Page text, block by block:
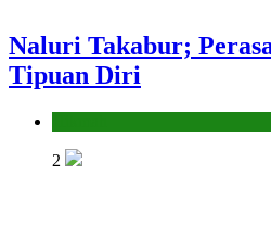
Naluri Takabur;
Tipuan Diri
2